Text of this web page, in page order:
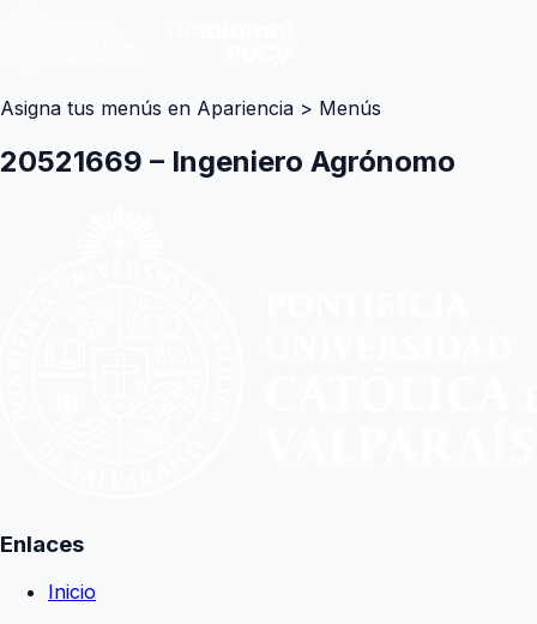
Asigna tus menús en Apariencia > Menús
20521669 – Ingeniero Agrónomo
Enlaces
Inicio